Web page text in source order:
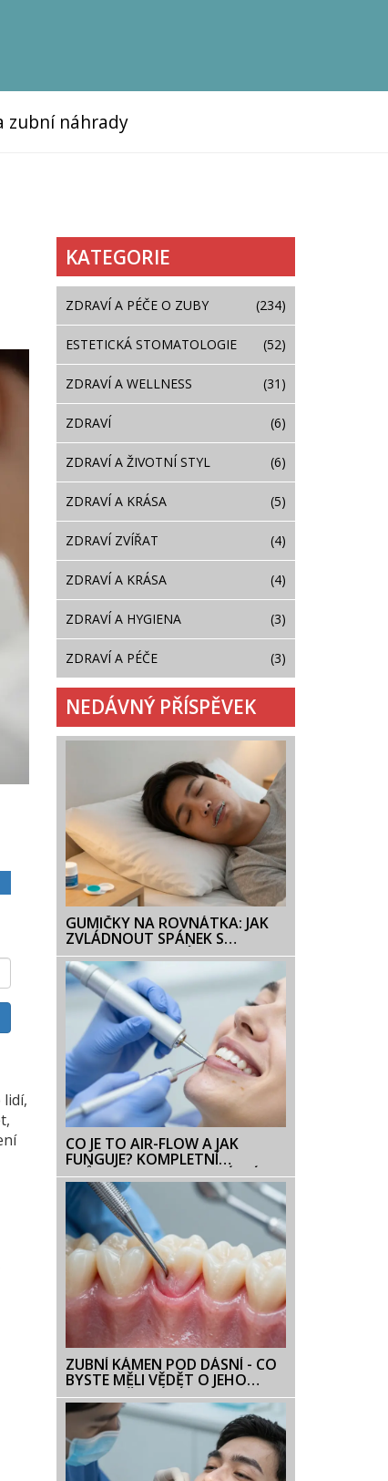
zubní náhrady
KATEGORIE
ZDRAVÍ A PÉČE O ZUBY (234)
ESTETICKÁ STOMATOLOGIE (52)
ZDRAVÍ A WELLNESS (31)
ZDRAVÍ (6)
ZDRAVÍ A ŽIVOTNÍ STYL (6)
ZDRAVÍ A KRÁSA (5)
ZDRAVÍ ZVÍŘAT (4)
ZDRAVÍ A KRÁSA (4)
ZDRAVÍ A HYGIENA (3)
ZDRAVÍ A PÉČE (3)
NEDÁVNÝ PŘÍSPĚVEK
GUMIČKY NA ROVNÁTKA: JAK
ZVLÁDNOUT SPÁNEK S
ORTHODONTICKÝMI
ZAŘÍZENÍMI
CO JE TO AIR-FLOW A JAK
FUNGUJE? KOMPLETNÍ
PRŮVODCE PROFESIONÁLNÍ
HYGIENOU ZUBŮ
ZUBNÍ KÁMEN POD DÁSNÍ - CO
BYSTE MĚLI VĚDĚT O JEHO
ODSTRAŇOVÁNÍ